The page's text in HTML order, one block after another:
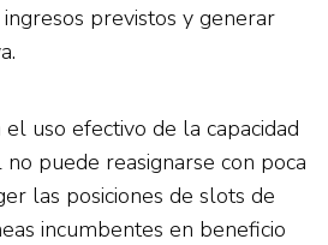
previstos y generar
uso efectivo de la capacidad
puede reasignarse con poca
las posiciones de slots de
incumbentes en beneficio